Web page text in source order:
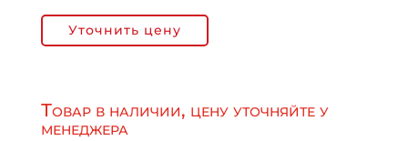
Уточнить цену
Товар в наличии, цену уточняйте у
менеджера